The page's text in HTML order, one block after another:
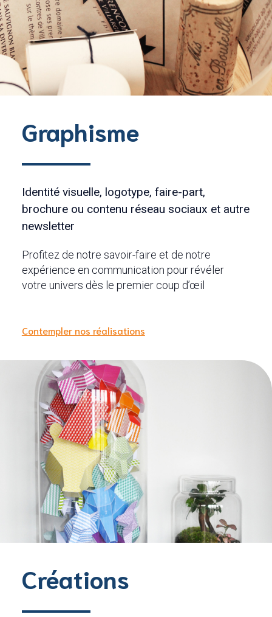
Graphisme
Identité visuelle, logotype, faire-part,
brochure ou contenu réseau sociaux et autre
newsletter
Profitez de notre savoir-faire et de notre
expérience en communication pour révéler
votre univers dès le premier coup d’œil
Contempler nos réalisations
Créations